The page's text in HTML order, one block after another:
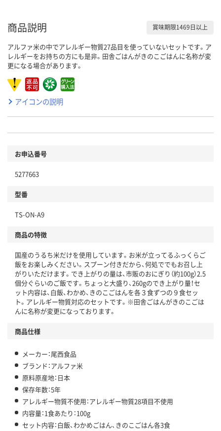
商品説明 賞味期限1469日以上
アルファ米の中でアレルギー物質27品目を使っていないセットです。ア
レルギーをお持ちの方にも是非。田舎ごはんがきのこごはんに名称が変
更になる場合があります。
アイコンの説明
お申込番号
5277663
型番
TS-ON-A9
商品の特徴
国産のうるち米だけを使用しています。お米が立ってるふっくらご
飯をお楽しみください。スプーン付きだから、何処ででもお召し上
がりいただけます。でき上がりの量は、市販のおにぎり（約100g）2.5
個分ぐらいのご飯です。ちょっと大盛り、260gのでき上がり量！セ
ット内容は、白飯、わかめ、きのこごはんを各３食ずつの９食セッ
ト。アレルギー物質対応のセットです。※田舎ごはんがきのこごは
んに名称が変更になっております。
商品仕様
メーカー：尾西食品
ブランド：アルファ米
原料原産地：日本
保存年数：5年
アレルギー物質不使用：アレルギー物質28項目不使用
内容量：1食あたり：100g
セット内容：白飯、わかめごはん、きのこごはん各3食